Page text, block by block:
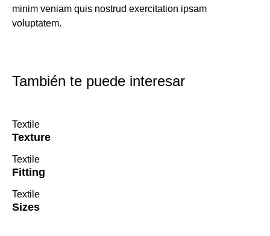
minim veniam quis nostrud exercitation ipsam
voluptatem.
También te puede interesar
Textile
Texture
Textile
Fitting
Textile
Sizes